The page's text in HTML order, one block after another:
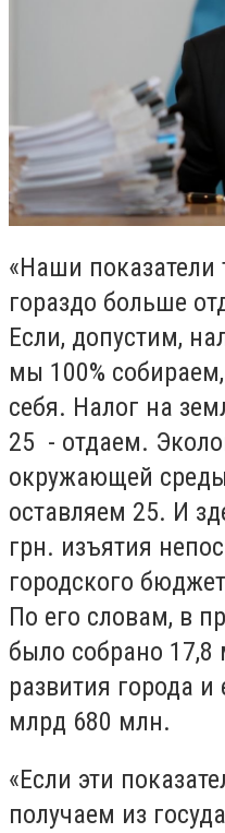
«Наши
гораздо больше
Если, допустим,
мы 100%
себя. Налог на
25 - отдаем.
окружающей
оставляем 25. И
грн. изъятия
городского
По его словам, в
было собрано 17,8
развития города и
млрд 680 млн.
«Если эти
получаем из